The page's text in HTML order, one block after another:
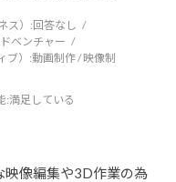
ス）: 回答なし
ベンチャー
ブ）:動画制作 / 映像制
:満足している
映像編集や3D作業の為